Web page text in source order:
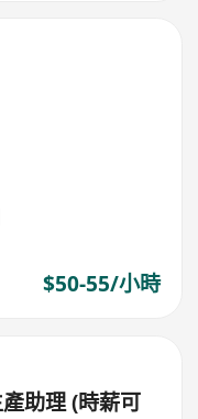
$50-55/小時
助理 (時薪可